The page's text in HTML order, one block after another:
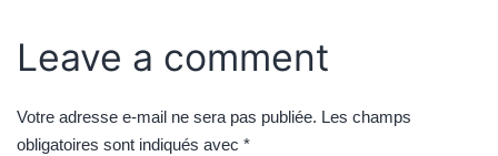
Leave a comment
Votre adresse e-mail ne sera pas publiée. Les champs
obligatoires sont indiqués avec *